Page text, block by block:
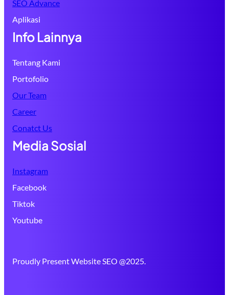
SEO Advance
Aplikasi
Info Lainnya
Tentang Kami
Portofolio
Our Team
Career
Conatct Us
Media Sosial
Instagram
Facebook
Tiktok
Youtube
Proudly Present Website SEO @2025.